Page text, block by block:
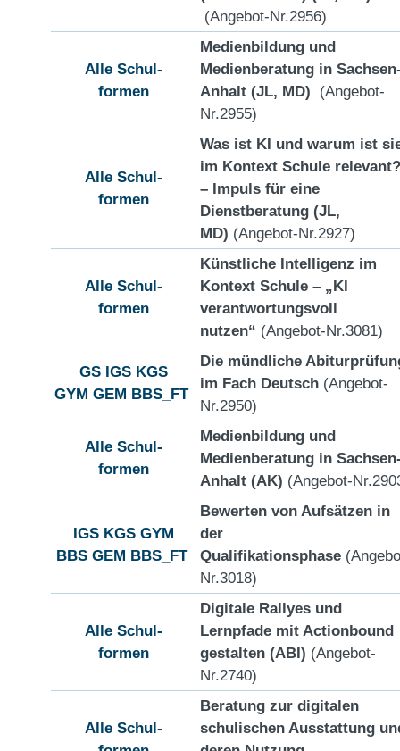
(Angebot-Nr.2956)
Alle Schul-
formen
Medienbildung und
Medienberatung in
Anhalt (JL, MD) (Angebot-
Nr.2955)
Alle Schul-
formen
Was ist KI und warum ist
im Kontext Schule relevant?
– Impuls für eine
Dienstberatung (JL,
MD) (Angebot-Nr.2927)
Alle Schul-
formen
Künstliche Intelligenz im
Kontext Schule – „KI
verantwortungsvoll
nutzen“ (Angebot-Nr.3081)
GS IGS KGS
GYM GEM BBS_FT
Die mündliche
im Fach Deutsch (Angebot-
Nr.2950)
Alle Schul-
formen
Medienbildung und
Medienberatung in
Anhalt (AK) (Angebot-
IGS KGS GYM
BBS GEM BBS_FT
Bewerten von Aufsätzen in
der
Qualifikationsphase
Nr.3018)
Alle Schul-
formen
Digitale Rallyes und
Lernpfade mit Actionbound
gestalten (ABI) (Angebot-
Nr.2740)
Alle Schul-
Beratung zur digitalen
schulischen Ausstattung